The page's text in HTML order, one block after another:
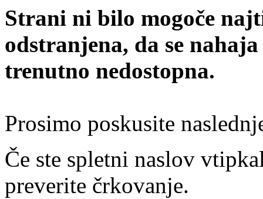
Strani ni bilo mogoče
odstranjena, da se
trenutno nedostopna.
Prosimo poskusite
Če ste spletni naslov
preverite črkovanje.